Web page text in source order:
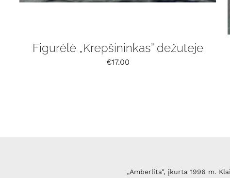
Figūrėlė „Krepšininkas” dežuteje
€17.00
„Amberlita", įkurta 1996 m.